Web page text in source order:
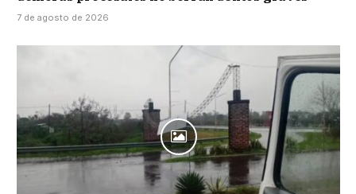
7 de agosto de 2026